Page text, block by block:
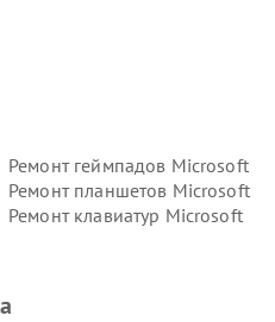
Ремонт геймпадов Microsoft
Ремонт планшетов Microsoft
Ремонт клавиатур Microsoft